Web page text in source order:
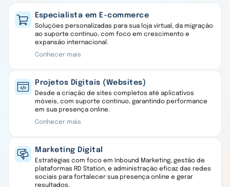
Especialista em E-commerce
Soluções personalizadas para sua loja virtual, da migração
ao suporte contínuo, com foco em crescimento e
expansão internacional.
Conhecer mais
Projetos Digitais (Websites)
Desde a criação de sites completos até aplicativos
móveis, com suporte contínuo, garantindo performance
em sua presença online.
Conhecer mais
Marketing Digital
Estratégias com foco em Inbound Marketing, gestão de
plataformas RD Station, e administração eficaz das redes
sociais para fortalecer sua presença online e gerar
resultados.